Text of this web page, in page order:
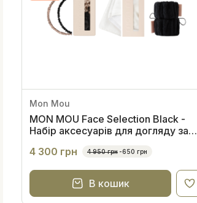
Mon Mou
MON MOU Face Selection Black -
Набір аксесуарів для догляду за
4 300 грн 4 950 грн -650 грн
В кошик